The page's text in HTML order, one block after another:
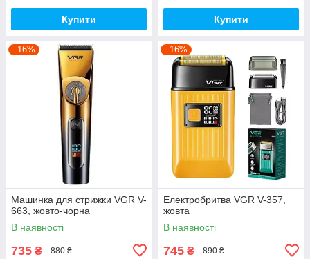
Купити Купити
–16%
Машинка для стрижки VGR V-
663, жовто-чорна
В наявності
735 ₴ 880 ₴
–16%
Електробритва VGR V-357,
жовта
В наявності
745 ₴ 890 ₴